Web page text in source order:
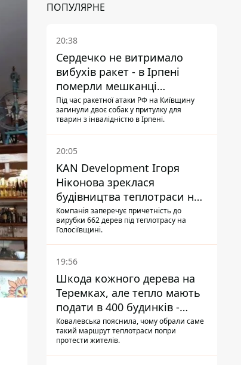
ПОПУЛЯРНЕ
20:38
Сердечко не витримало
вибухів ракет - в Ірпені
померли мешканці
притулку для собак з
інвалідністю
Під час ракетної атаки РФ на Київщину
загинули двоє собак у притулку для
тварин з інвалідністю в Ірпені.
20:05
KAN Development Ігоря
Ніконова зреклася
будівництва теплотраси на
Теремках
Компанія заперечує причетність до
вирубки 662 дерев під теплотрасу на
Голосіївщині.
19:56
Шкода кожного дерева на
Теремках, але тепло мають
подати в 400 будинків -
депутатка Київради
Ковалевська пояснила, чому обрали саме
такий маршрут теплотраси попри
протести жителів.